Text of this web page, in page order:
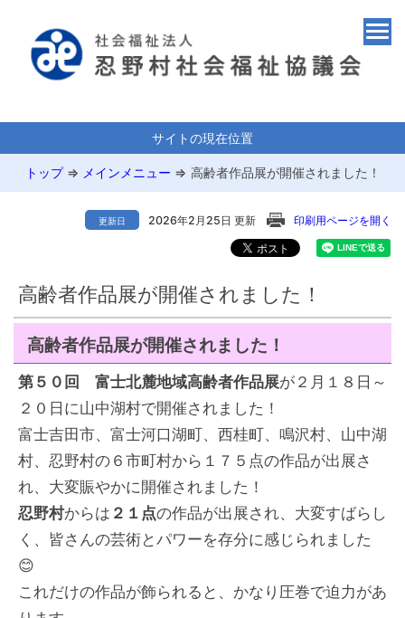
サイトの現在位置
トップ⇒ メインメニュー ⇒ 高齢者作品展が開催されました！
更新日 2026年2月25日 更新 印刷用ページを開く
高齢者作品展が開催されました！
高齢者作品展が開催されました！
第５０回 富士北麓地域高齢者作品展が２月１８日～
２０日に山中湖村で開催されました！
富士吉田市、富士河口湖町、西桂町、鳴沢村、山中湖
村、忍野村の６市町村から１７５点の作品が出展さ
れ、大変賑やかに開催されました！
忍野村からは ２１点の作品が出展され、大変すばらし
く、皆さんの芸術とパワーを存分に感じられました
😊
これだけの作品が飾られると、かなり圧巻で迫力があ